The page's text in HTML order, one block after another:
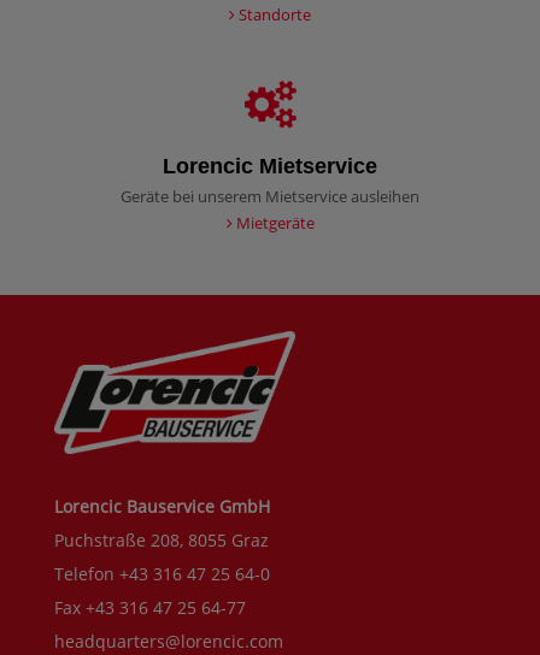
Standorte
Lorencic Mietservice
Geräte bei unserem Mietservice ausleihen
Mietgeräte
Lorencic Bauservice GmbH
Puchstraße 208, 8055 Graz
Telefon +43 316 47 25 64-0
Fax +43 316 47 25 64-77
headquarters@lorencic.com